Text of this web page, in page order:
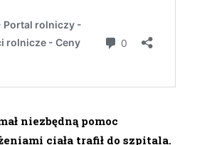
niezbędną pomoc
ciała trafił do szpitala.